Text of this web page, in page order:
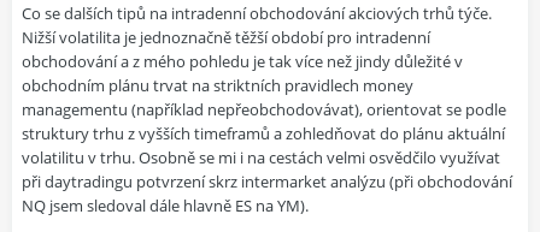
Co se dalších tipů na intradenní obchodování akciových trhů týče.
Nižší volatilita je jednoznačně těžší období pro intradenní
obchodování a z mého pohledu je tak více než jindy důležité v
obchodním plánu trvat na striktních pravidlech money
managementu (například nepřeobchodovávat), orientovat se podle
struktury trhu z vyšších timeframů a zohledňovat do plánu aktuální
volatilitu v trhu. Osobně se mi i na cestách velmi osvědčilo využívat
při daytradingu potvrzení skrz intermarket analýzu (při obchodování
NQ jsem sledoval dále hlavně ES na YM).